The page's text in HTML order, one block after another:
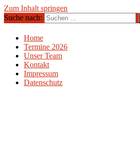
Zum Inhalt springen
Ultratrail, Ultratriathlon
(Ultra-) Laufen ist Leben
Suche nach:
Home
Termine 2026
Unser Team
Kontakt
Impressum
Datenschutz